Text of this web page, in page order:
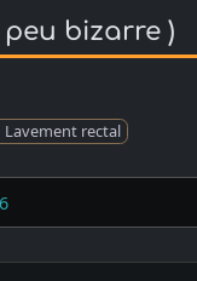
bizarre )
Lavement rectal